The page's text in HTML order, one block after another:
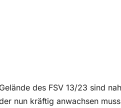
des FSV 13/23 sind
nun kräftig anwachsen